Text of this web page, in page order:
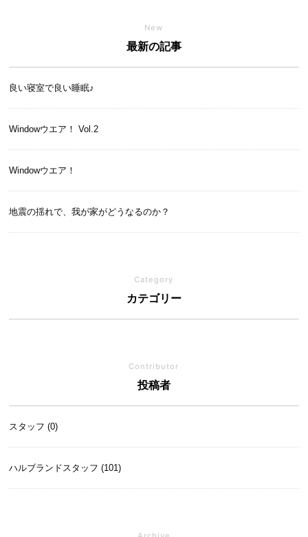
New
最新の記事
良い寝室で良い睡眠♪
Windowウエア！ Vol.2
Windowウエア！
地震の揺れで、我が家がどうなるのか？
Category
カテゴリー
Contributor
投稿者
スタッフ (0)
ハルブランドスタッフ (101)